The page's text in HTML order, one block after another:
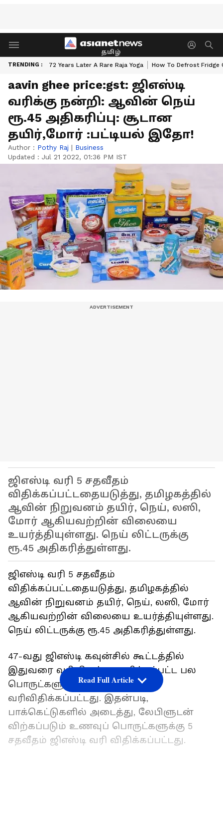
தமிழ்
TRENDING : 72 Years Later A Rare Raja Yoga How To Defrost Fridge
aavin ghee price:gst: ஜிஎஸ்டி
வரிக்கு நன்றி: ஆவின் நெய்
ரூ.45 அதிகரிப்பு: சூடான
தயிர்,மோர் :பட்டியல் இதோ!
Author : Pothy Raj | Business
Updated : Jul 21 2022, 01:36 PM IST
ஜிஎஸ்டி வரி 5 சதவீதம்
விதிக்கப்பட்டதையடுத்து, தமிழகத்தில்
ஆவின் நிறுவனம் தயிர், நெய், லஸி,
மோர் ஆகியவற்றின் விலையை
உயர்த்தியுள்ளது. நெய் லிட்டருக்கு
ரூ.45 அதிகரித்துள்ளது.
ஜிஎஸ்டி வரி 5 சதவீதம்
விதிக்கப்பட்டதையடுத்து, தமிழகத்தில்
ஆவின் நிறுவனம் தயிர், நெய், லஸி, மோர்
ஆகியவற்றின் விலையை உயர்த்தியுள்ளது.
நெய் லிட்டருக்கு ரூ.45 அதிகரித்துள்ளது.
47-வது ஜிஎஸ்டி கவுன்சில் கூட்டத்தில்
இதுவரை வரிவிலக்கு அளிக்கப்பட்ட பல
பொருட்களுக்கு 5 சதவீதம்
வரிவிதிக்கப்பட்டது. இதன்படி,
பாக்கெட்டுகளில் அடைத்து, லேபிளுடன்
விற்கப்படும் உணவுப் பொருட்களுக்கு 5
சதவீதம் ஜிஎஸ்டி வரி விதிக்கப்பட்டது.
Read Full Article